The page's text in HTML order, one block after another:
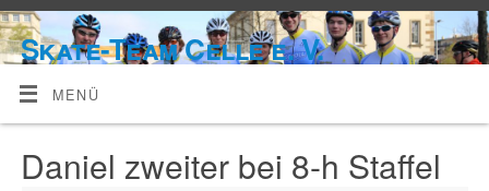
Skate-Team Celle e. V.
MENÜ
Daniel zweiter bei 8-h Staffel